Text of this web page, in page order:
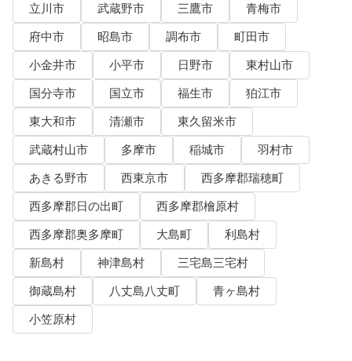
立川市
武蔵野市 三鷹市
青梅市
府中市
昭島市 調布市
町田市
小金井市
小平市 日野市
東村山市
国分寺市
国立市 福生市
狛江市
東大和市
清瀬市
東久留米市
武蔵村山市
多摩市 稲城市
羽村市
あきる野市
西東京市
西多摩郡瑞穂町
西多摩郡日の出町
西多摩郡檜原村
西多摩郡奥多摩町
大島町
利島村
新島村
神津島村
三宅島三宅村
御蔵島村
八丈島八丈町
青ヶ島村
小笠原村